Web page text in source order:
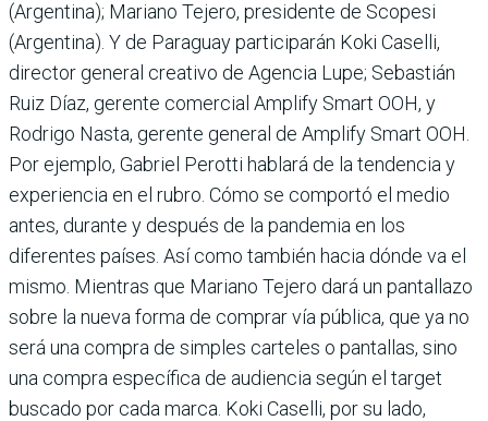
(Argentina); Mariano Tejero, presidente de Scopesi
(Argentina). Y de Paraguay participarán Koki Caselli,
director general creativo de Agencia Lupe; Sebastián
Ruiz Díaz, gerente comercial Amplify Smart OOH, y
Rodrigo Nasta, gerente general de Amplify Smart OOH.
Por ejemplo, Gabriel Perotti hablará de la tendencia y
experiencia en el rubro. Cómo se comportó el medio
antes, durante y después de la pandemia en los
diferentes países. Así como también hacia dónde va el
mismo. Mientras que Mariano Tejero dará un pantallazo
sobre la nueva forma de comprar vía pública, que ya no
será una compra de simples carteles o pantallas, sino
una compra específica de audiencia según el target
buscado por cada marca. Koki Caselli, por su lado,